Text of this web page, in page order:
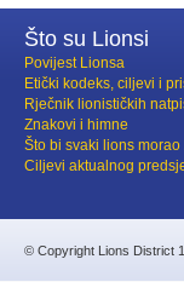
Što su Lionsi
Povijest Lionsa
Etički kodeks, ciljevi i
Rječnik lionističkih
Znakovi i himne
Što bi svaki lions morao
Ciljevi aktualnog
© Copyright Lions District